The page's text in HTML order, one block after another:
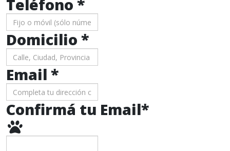
Teléfono *
Domicilio *
Email *
Confirmá tu Email*